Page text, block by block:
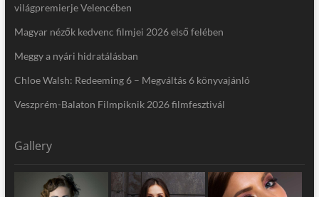
világpremierje Velencében
Magyar nézők kedvenc filmjei 2026 első felében
Meggy a nyári hidratálásban
Chloe Walsh: Redeeming 6 – Megváltás 6 könyvajánló
Veszprém-Balaton Filmpiknik 2026 filmfesztivál
Gallery